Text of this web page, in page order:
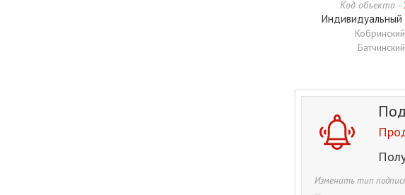
Код объекта -
Изменить тип